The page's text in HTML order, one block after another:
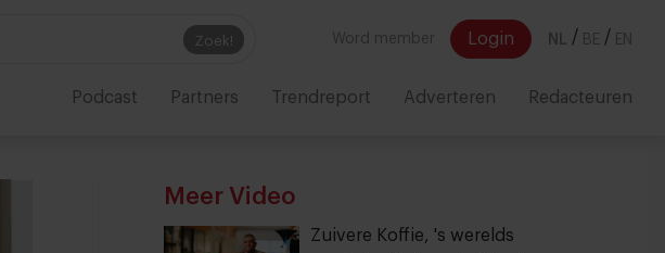
Zoek! Word member Login NL / BE / EN
Podcast Partners Trendreport Adverteren Redacteuren
Meer Video
Zuivere Koffie, 's werelds